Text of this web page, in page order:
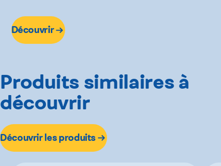
Découvrir
Produits similaires à
découvrir
Découvrir les produits